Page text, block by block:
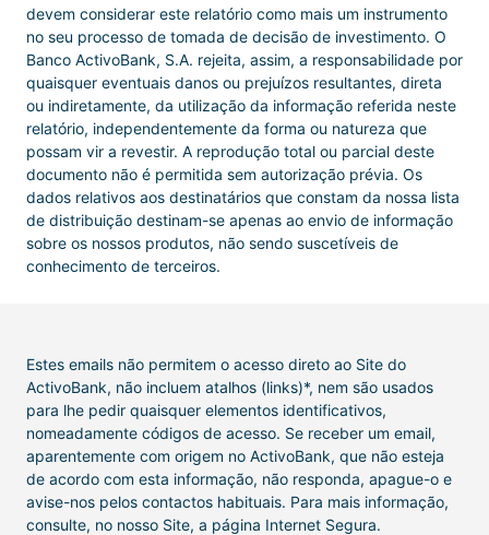
devem considerar este relatório como mais um instrumento
no seu processo de tomada de decisão de investimento. O
Banco ActivoBank, S.A. rejeita, assim, a responsabilidade por
quaisquer eventuais danos ou prejuízos resultantes, direta
ou indiretamente, da utilização da informação referida neste
relatório, independentemente da forma ou natureza que
possam vir a revestir. A reprodução total ou parcial deste
documento não é permitida sem autorização prévia. Os
dados relativos aos destinatários que constam da nossa lista
de distribuição destinam-se apenas ao envio de informação
sobre os nossos produtos, não sendo suscetíveis de
conhecimento de terceiros.
Estes emails não permitem o acesso direto ao Site do
ActivoBank, não incluem atalhos (links)*, nem são usados
para lhe pedir quaisquer elementos identificativos,
nomeadamente códigos de acesso. Se receber um email,
aparentemente com origem no ActivoBank, que não esteja
de acordo com esta informação, não responda, apague-o e
avise-nos pelos contactos habituais. Para mais informação,
consulte, no nosso Site, a página Internet Segura.